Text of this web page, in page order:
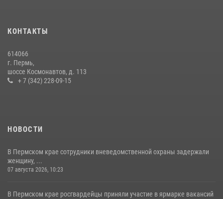
30 июля 2026, 05:19
17 июля 2026, 10:34
КОНТАКТЫ
614066
г. Пермь,
шоссе Космонавтов, д. 113
+ 7 (342) 228-09-15
НОВОСТИ
В Пермском крае сотрудники вневедомственной охраны задержали
женщину, ...
07 августа 2026, 10:23
В Пермском крае росгвардейцы приняли участие в ярмарке вакансий